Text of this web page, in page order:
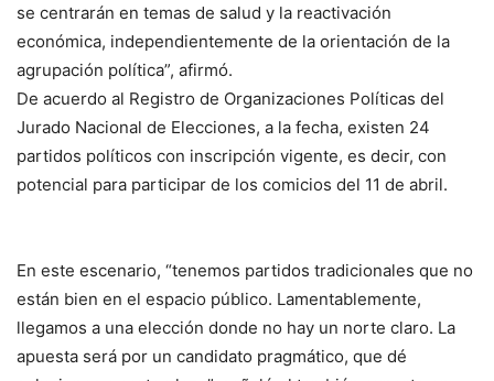
se centrarán en temas de salud y la reactivación
económica, independientemente de la orientación de la
agrupación política”, afirmó.
De acuerdo al Registro de Organizaciones Políticas del
Jurado Nacional de Elecciones, a la fecha, existen 24
partidos políticos con inscripción vigente, es decir, con
potencial para participar de los comicios del 11 de abril.
En este escenario, “tenemos partidos tradicionales que no
están bien en el espacio público. Lamentablemente,
llegamos a una elección donde no hay un norte claro. La
apuesta será por un candidato pragmático, que dé